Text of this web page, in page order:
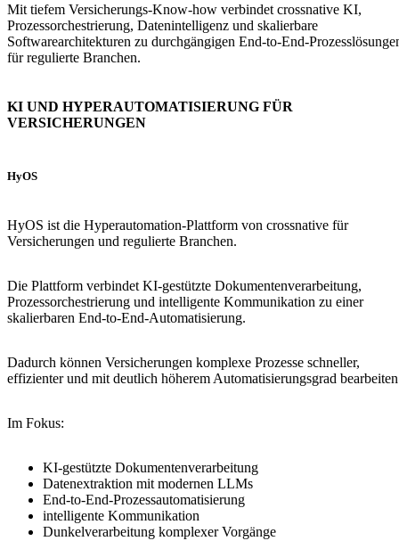
Mit tiefem Versicherungs-Know-how verbindet crossnative KI,
Prozessorchestrierung, Datenintelligenz und skalierbare
Softwarearchitekturen zu durchgängigen End-to-End-
für regulierte Branchen.
KI UND HYPERAUTOMATISIERUNG FÜR
VERSICHERUNGEN
HyOS
HyOS ist die Hyperautomation-Plattform von crossnative für
Versicherungen und regulierte Branchen.
Die Plattform verbindet KI-gestützte Dokumentenverarbeitung,
Prozessorchestrierung und intelligente Kommunikation zu einer
skalierbaren End-to-End-Automatisierung.
Dadurch können Versicherungen komplexe Prozesse schneller,
effizienter und mit deutlich höherem Automatisierungsgrad
Im Fokus:
KI-gestützte Dokumentenverarbeitung
Datenextraktion mit modernen LLMs
End-to-End-Prozessautomatisierung
intelligente Kommunikation
Dunkelverarbeitung komplexer Vorgänge